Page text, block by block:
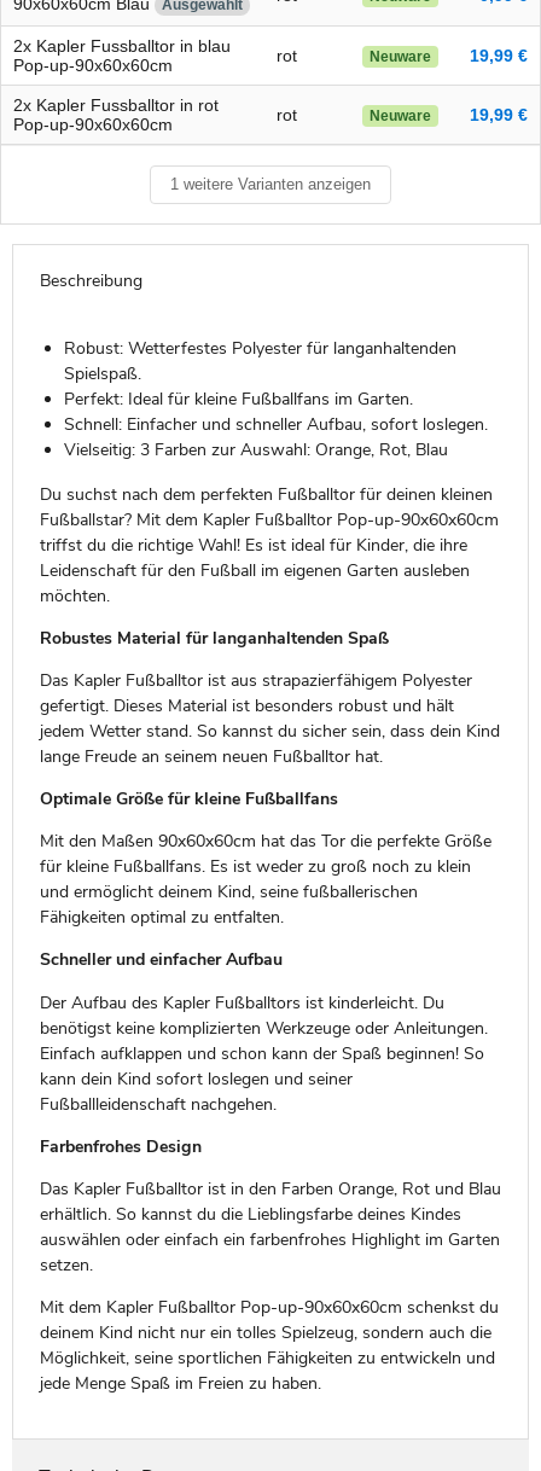
Ausgewählt
2x Kapler Fussballtor in blau
Pop-up-90x60x60cm
rot Neuware 19,99 €
2x Kapler Fussballtor in rot
Pop-up-90x60x60cm
rot Neuware 19,99 €
1 weitere Varianten anzeigen
Beschreibung
Robust: Wetterfestes Polyester für langanhaltenden
Spielspaß.
Perfekt: Ideal für kleine Fußballfans im Garten.
Schnell: Einfacher und schneller Aufbau, sofort loslegen.
Vielseitig: 3 Farben zur Auswahl: Orange, Rot, Blau
Du suchst nach dem perfekten Fußballtor für deinen kleinen
Fußballstar? Mit dem Kapler Fußballtor Pop-up-90x60x60cm
triffst du die richtige Wahl! Es ist ideal für Kinder, die ihre
Leidenschaft für den Fußball im eigenen Garten ausleben
möchten.
Robustes Material für langanhaltenden Spaß
Das Kapler Fußballtor ist aus strapazierfähigem Polyester
gefertigt. Dieses Material ist besonders robust und hält
jedem Wetter stand. So kannst du sicher sein, dass dein Kind
lange Freude an seinem neuen Fußballtor hat.
Optimale Größe für kleine Fußballfans
Mit den Maßen 90x60x60cm hat das Tor die perfekte Größe
für kleine Fußballfans. Es ist weder zu groß noch zu klein
und ermöglicht deinem Kind, seine fußballerischen
Fähigkeiten optimal zu entfalten.
Schneller und einfacher Aufbau
Der Aufbau des Kapler Fußballtors ist kinderleicht. Du
benötigst keine komplizierten Werkzeuge oder Anleitungen.
Einfach aufklappen und schon kann der Spaß beginnen! So
kann dein Kind sofort loslegen und seiner
Fußballleidenschaft nachgehen.
Farbenfrohes Design
Das Kapler Fußballtor ist in den Farben Orange, Rot und Blau
erhältlich. So kannst du die Lieblingsfarbe deines Kindes
auswählen oder einfach ein farbenfrohes Highlight im Garten
setzen.
Mit dem Kapler Fußballtor Pop-up-90x60x60cm schenkst du
deinem Kind nicht nur ein tolles Spielzeug, sondern auch die
Möglichkeit, seine sportlichen Fähigkeiten zu entwickeln und
jede Menge Spaß im Freien zu haben.